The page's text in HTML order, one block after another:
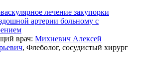
лечение закупорки
артерии больному с
врач: Михневич Алексей
, Флеболог, сосудистый хирург